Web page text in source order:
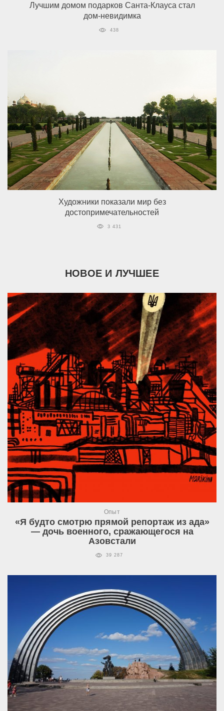
Лучшим домом подарков Санта-Клауса стал
дом-невидимка
438
Художники показали мир без
достопримечательностей
3 431
НОВОЕ И ЛУЧШЕЕ
Опыт
«Я будто смотрю прямой репортаж из ада»
— дочь военного, сражающегося на
Азовстали
39 287